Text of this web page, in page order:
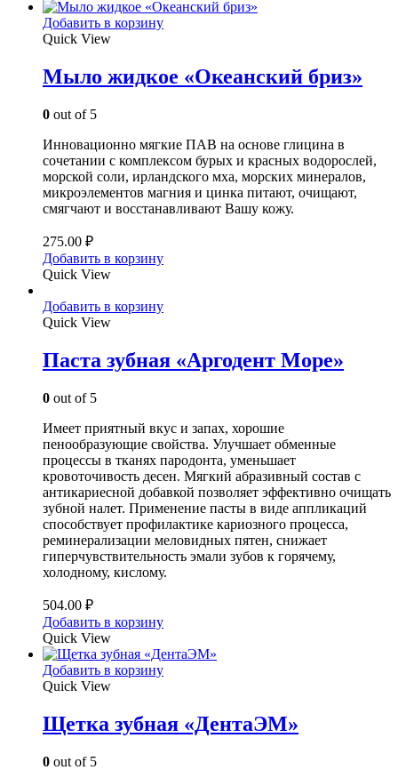
Добавить в корзину
Quick View
Мыло жидкое «Океанский бриз»
0 out of 5
Инновационно мягкие ПАВ на основе глицина в
сочетании с комплексом бурых и красных водорослей,
морской соли, ирландского мха, морских минералов,
микроэлементов магния и цинка питают, очищают,
смягчают и восстанавливают Вашу кожу.
275.00 ₽
Добавить в корзину
Quick View
Добавить в корзину
Quick View
Паста зубная «Аргодент Море»
0 out of 5
Имеет приятный вкус и запах, хорошие
пенообразующие свойства. Улучшает обменные
процессы в тканях пародонта, уменьшает
кровоточивость десен. Мягкий абразивный состав с
антикариесной добавкой позволяет эффективно очищать
зубной налет. Применение пасты в виде аппликаций
способствует профилактике кариозного процесса,
реминерализации меловидных пятен, снижает
гиперчувствительность эмали зубов к горячему,
холодному, кислому.
504.00 ₽
Добавить в корзину
Quick View
Добавить в корзину
Quick View
Щетка зубная «ДентаЭМ»
0 out of 5